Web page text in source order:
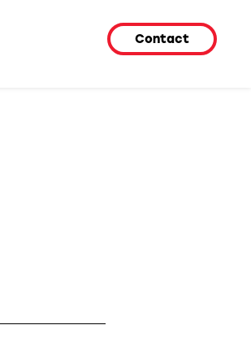
Contact